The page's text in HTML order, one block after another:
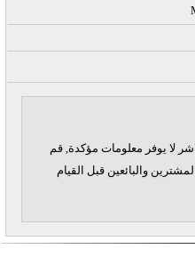
لا يوفر معلومات مؤكدة, قم
والبائعين قبل القيام